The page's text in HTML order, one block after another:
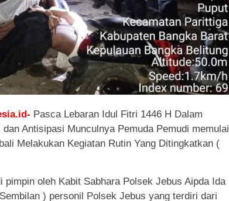
Pasca Lebaran Idul Fitri 1446 H Dalam
Antisipasi Munculnya Pemuda Pemudi memulai
Melakukan Kegiatan Rutin Yang Ditingkatkan (
pimpin oleh Kabit Sabhara Polsek Jebus Aipda Ida
) personil Polsek Jebus yang terdiri dari